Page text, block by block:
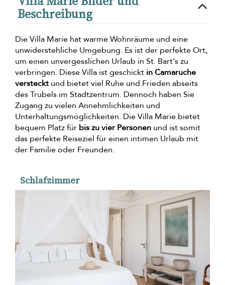
Beschreibung
Die Villa Marie hat warme Wohnräume und eine
unwiderstehliche Umgebung. Es ist der perfekte Ort,
um einen unvergesslichen Urlaub in St. Bart's zu
verbringen. Diese Villa ist geschickt in Camaruche
versteckt und bietet viel Ruhe und Frieden abseits
des Trubels im Stadtzentrum. Dennoch haben Sie
Zugang zu vielen Annehmlichkeiten und
Unterhaltungsmöglichkeiten. Die Villa Marie bietet
bequem Platz für bis zu vier Personen und ist somit
das perfekte Reiseziel für einen intimen Urlaub mit
der Familie oder Freunden.
Schlafzimmer